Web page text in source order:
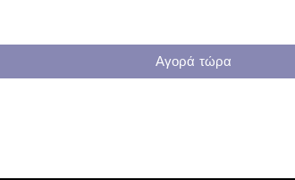
Αγορά τώρα